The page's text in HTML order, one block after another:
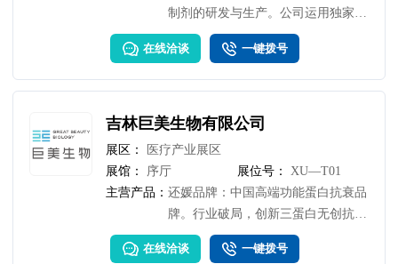
制剂的研发与生产。公司运用独家技
术，将传统中药与益生菌进行开创性
融合，致力于打造针对慢性病人群，
调节人体微生态平衡、提升免疫力、
在线洽谈 一键拨号
吉林巨美生物有限公司
展区：
医疗产业展区
展馆：
序厅 展位号：
XU—T01
主营产品：还媛品牌：中国高端功能蛋白抗衰品
牌。行业破局，创新三蛋白无创抗
衰，与人体同源性100%，免疫原性
风险为0级，引引领抗衰从“概念添
在线洽谈 一键拨号